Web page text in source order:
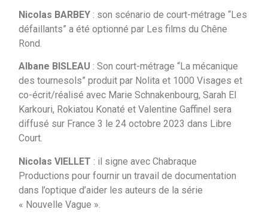
Nicolas BARBEY: son scénario de court-métrage “Les
défaillants” a été optionné par Les films du Chêne
Rond.
Albane BISLEAU: Son court-métrage “La mécanique
des tournesols” produit par Nolita et 1000 Visages et
co-écrit/réalisé avec Marie Schnakenbourg, Sarah El
Karkouri, Rokiatou Konaté et Valentine Gaffinel sera
diffusé sur France 3 le 24 octobre 2023 dans Libre
Court.
Nicolas VIELLET: il signe avec Chabraque
Productions pour fournir un travail de documentation
dans l’optique d’aider les auteurs de la série
« Nouvelle Vague ».